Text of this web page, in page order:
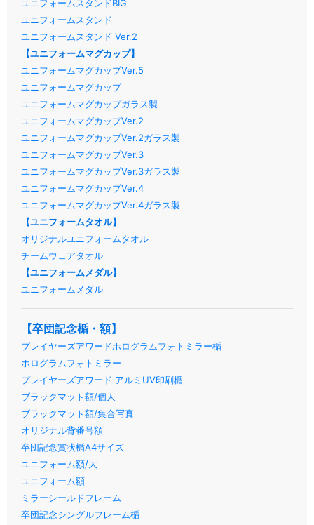
ユニフォームスタンドBIG
ユニフォームスタンド
ユニフォームスタンド Ver.2
【ユニフォームマグカップ】
ユニフォームマグカップVer.5
ユニフォームマグカップ
ユニフォームマグカップガラス製
ユニフォームマグカップVer.2
ユニフォームマグカップVer.2ガラス製
ユニフォームマグカップVer.3
ユニフォームマグカップVer.3ガラス製
ユニフォームマグカップVer.4
ユニフォームマグカップVer.4ガラス製
【ユニフォームタオル】
オリジナルユニフォームタオル
チームウェアタオル
【ユニフォームメダル】
ユニフォームメダル
【卒団記念楯・額】
プレイヤーズアワードホログラムフォトミラー楯
ホログラムフォトミラー
プレイヤーズアワード アルミUV印刷楯
ブラックマット額/個人
ブラックマット額/集合写真
オリジナル背番号額
卒団記念賞状楯A4サイズ
ユニフォーム額/大
ユニフォーム額
ミラーシールドフレーム
卒団記念シングルフレーム楯